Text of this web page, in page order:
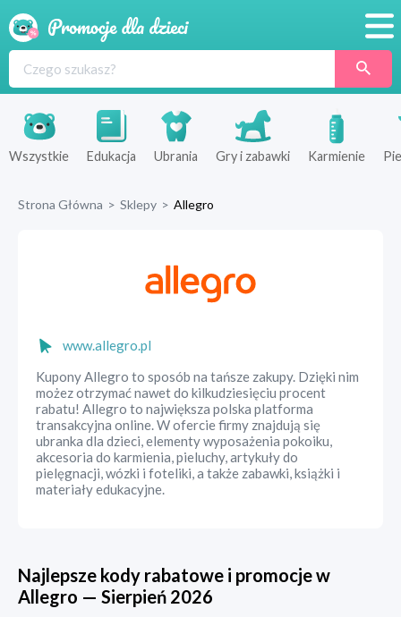
Produkty
Sklepy
Wszystkie Edukacja Ubrania Gry i zabawki Karmienie
Strona Główna > Sklepy > Allegro
www.allegro.pl
Kupony Allegro to sposób na tańsze zakupy. Dzięki nim
możez otrzymać nawet do kilkudziesięciu procent
rabatu! Allegro to największa polska platforma
transakcyjna online. W ofercie firmy znajdują się
ubranka dla dzieci, elementy wyposażenia pokoiku,
akcesoria do karmienia, pieluchy, artykuły do
pielęgnacji, wózki i foteliki, a także zabawki, książki i
materiały edukacyjne.
Najlepsze kody rabatowe i promocje w
Allegro — Sierpień 2026